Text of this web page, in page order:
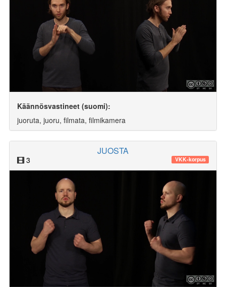
Käännösvastineet (suomi):
juoruta, juoru, filmata, filmikamera
JUOSTA
3 VKK-korpus